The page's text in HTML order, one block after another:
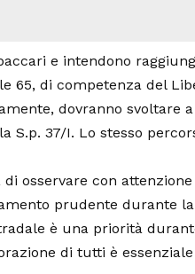
e intendono
65, di competenza del
dovranno svoltare
37/I. Lo stesso
osservare con
prudente durante
è una priorità
di tutti è